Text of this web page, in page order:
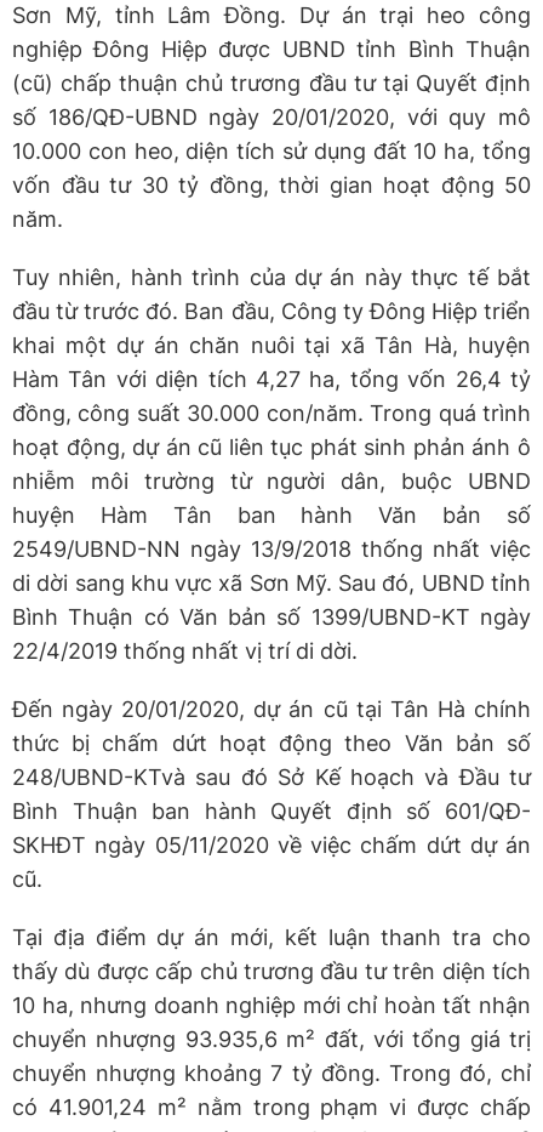
Sơn Mỹ, tỉnh Lâm Đồng. Dự án trại heo công
nghiệp Đông Hiệp được UBND tỉnh Bình Thuận
(cũ) chấp thuận chủ trương đầu tư tại Quyết định
số 186/QĐ-UBND ngày 20/01/2020, với quy mô
10.000 con heo, diện tích sử dụng đất 10 ha, tổng
vốn đầu tư 30 tỷ đồng, thời gian hoạt động 50
năm.
Tuy nhiên, hành trình của dự án này thực tế bắt
đầu từ trước đó. Ban đầu, Công ty Đông Hiệp triển
khai một dự án chăn nuôi tại xã Tân Hà, huyện
Hàm Tân với diện tích 4,27 ha, tổng vốn 26,4 tỷ
đồng, công suất 30.000 con/năm. Trong quá trình
hoạt động, dự án cũ liên tục phát sinh phản ánh ô
nhiễm môi trường từ người dân, buộc UBND
huyện Hàm Tân ban hành Văn bản số
2549/UBND-NN ngày 13/9/2018 thống nhất việc
di dời sang khu vực xã Sơn Mỹ. Sau đó, UBND tỉnh
Bình Thuận có Văn bản số 1399/UBND-KT ngày
22/4/2019 thống nhất vị trí di dời.
Đến ngày 20/01/2020, dự án cũ tại Tân Hà chính
thức bị chấm dứt hoạt động theo Văn bản số
248/UBND-KTvà sau đó Sở Kế hoạch và Đầu tư
Bình Thuận ban hành Quyết định số 601/QĐ-
SKHĐT ngày 05/11/2020 về việc chấm dứt dự án
cũ.
Tại địa điểm dự án mới, kết luận thanh tra cho
thấy dù được cấp chủ trương đầu tư trên diện tích
10 ha, nhưng doanh nghiệp mới chỉ hoàn tất nhận
chuyển nhượng 93.935,6 m² đất, với tổng giá trị
chuyển nhượng khoảng 7 tỷ đồng. Trong đó, chỉ
có 41.901,24 m² nằm trong phạm vi được chấp